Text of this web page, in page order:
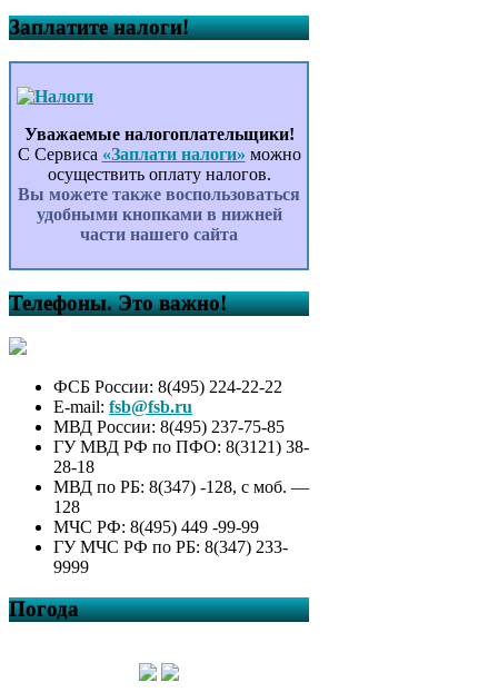
Заплатите налоги!
Уважаемые налогоплательщики!
С Сервиса «Заплати налоги» можно
осуществить оплату налогов.
Вы можете также воспользоваться
удобными кнопками в нижней
части нашего сайта
Телефоны. Это важно!
ФСБ России: 8(495) 224-22-22
E-mail: fsb@fsb.ru
МВД России: 8(495) 237-75-85
ГУ МВД РФ по ПФО: 8(3121) 38-
28-18
МВД по РБ: 8(347) -128, с моб. —
128
МЧС РФ: 8(495) 449 -99-99
ГУ МЧС РФ по РБ: 8(347) 233-
9999
Погода